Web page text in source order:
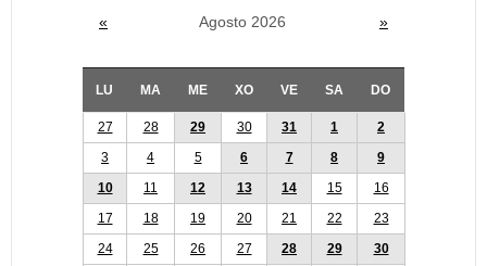
« Agosto 2026 »
LU MA ME XO VE SA DO
27 28 29 30 31 1
2
3
4 5 6 7 8
9
10
11 12 13 14 15
16
17
18 19 20 21 22
23
24
25 26 27 28 29
30